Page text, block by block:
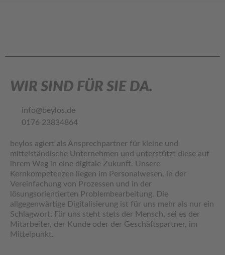
WIR SIND FÜR SIE DA.
info@beylos.de
0176 23834864
beylos agiert als Ansprechpartner für kleine und
mittelständische Unternehmen und unterstützt diese auf
ihrem Weg in eine digitale Zukunft. Unsere
Kernkompetenzen liegen im Personalwesen, in der
Vereinfachung von Prozessen und in der
lösungsorientierten Problembearbeitung. Die
allgegenwärtige Digitalisierung ist für uns mehr als nur ein
Schlagwort: Für uns steht stets der Mensch, sei es der
Mitarbeiter, der Kunde oder der Geschäftspartner, im
Mittelpunkt.